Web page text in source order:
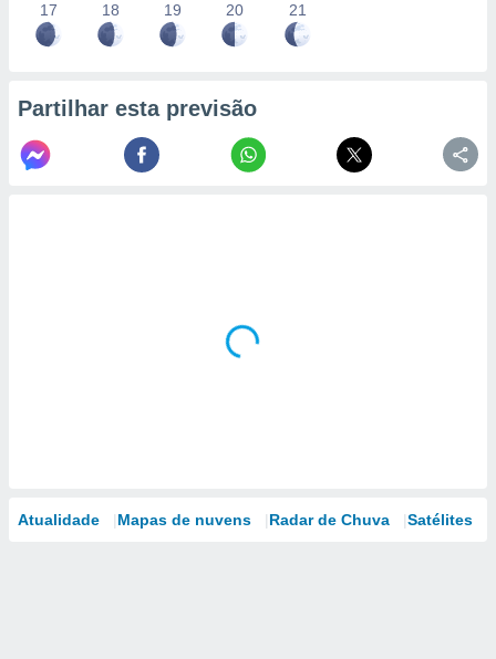
17 18 19 20 21
Partilhar esta previsão
Atualidade Mapas de nuvens Radar de Chuva Satélites